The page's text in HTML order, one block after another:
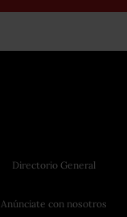
Directorio General
Anúnciate con nosotros